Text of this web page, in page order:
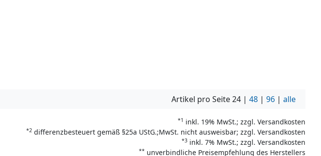
Artikel pro Seite24 | 48 | 96 | alle
*1 inkl. 19% MwSt.; zzgl. Versandkosten
*2 differenzbesteuert gemäß §25a UStG.;MwSt. nicht ausweisbar; zzgl. Versandkosten
*3 inkl. 7% MwSt.; zzgl. Versandkosten
** unverbindliche Preisempfehlung des Herstellers